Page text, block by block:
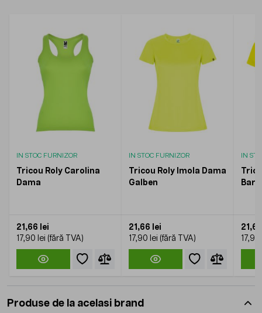
IN STOC FURNIZOR
Tricou Roly Carolina
Dama
21,66 lei
17,90 lei
IN STOC FURNIZOR
Tricou Roly Imola Dama
Galben
21,66 lei
17,90 lei
IN
17,90
Produse de la acelasi brand